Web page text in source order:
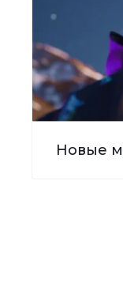
Новые